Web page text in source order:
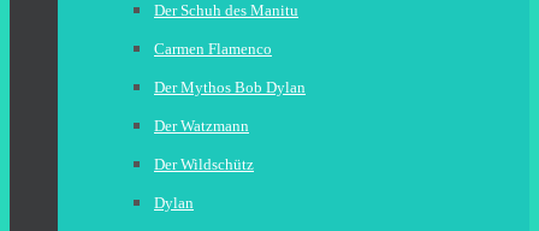
Der Schuh des Manitu
Carmen Flamenco
Der Mythos Bob Dylan
Der Watzmann
Der Wildschütz
Dylan